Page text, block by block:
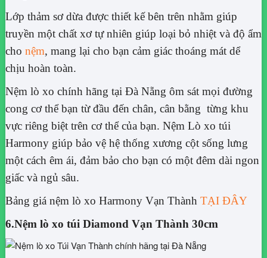
Lớp thảm sơ dừa được thiết kế bên trên nhằm giúp
truyền một chất xơ tự nhiên giúp loại bỏ nhiệt và độ ẩm
cho nệm, mang lại cho bạn cảm giác thoáng mát dể
chịu hoàn toàn.
Nệm lò xo chính hãng tại Đà Nẵng ôm sát mọi đường
cong cơ thể bạn từ đầu đến chân, cân bằng từng khu
vực riêng biệt trên cơ thể của bạn. Nệm Lò xo túi
Harmony giúp bảo vệ hệ thống xương cột sống lưng
một cách êm ái, đảm bảo cho bạn có một đêm dài ngon
giấc và ngủ sâu.
Bảng giá nệm lò xo Harmony Vạn Thành TẠI ĐÂY
6.Nệm lò xo túi Diamond Vạn Thành 30cm